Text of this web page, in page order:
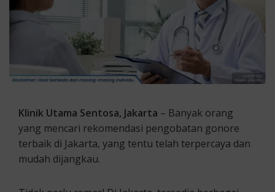
Klinik Utama Sentosa, Jakarta – Banyak orang
yang mencari rekomendasi pengobatan gonore
terbaik di Jakarta, yang tentu telah terpercaya dan
mudah dijangkau.